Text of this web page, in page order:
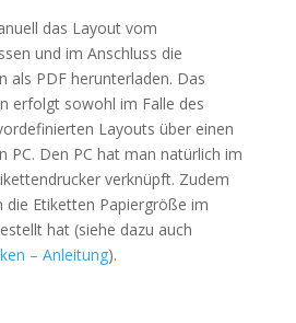
das Layout vom
und im Anschluss die
als PDF herunterladen. Das
erfolgt sowohl im Falle des
Layouts über einen
PC. Den PC hat man natürlich im
verknüpft. Zudem
die Etiketten Papiergröße im
hat (siehe dazu auch
– Anleitung).